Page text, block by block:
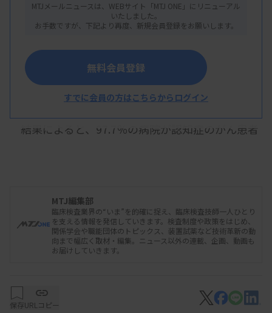
調査は2023年4～5月に全国451のがん診療連携拠
点病院に行い、57％に当たる256施設からの回答を
集計した。
結果によると、97.7％の病院が認知症のがん患者
調査に協力した東京歯科大学市川総合病院の寺嶋
が中断してしまうこともあるとし「がん治療や入院
MTJメールニュースは、WEBサイト「MTJ ONE」にリニューアル
いたしました。
お手数ですが、下記より再度、新規会員登録をお願いします。
無料会員登録
すでに会員の方はこちらからログイン
MTJ編集部
臨床検査業界の“いま”を的確に捉え、臨床検査技師一人ひとり
を支える情報を発信していきます。検査制度や政策をはじめ、
関係学会や職能団体のトピックス、装置試薬など技術革新の動
向まで幅広く取材・編集。ニュース以外の連載、企画、動画も
お届けしていきます。
保存URLコピー